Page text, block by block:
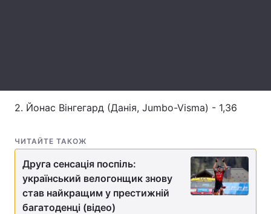
Архів Вакансії
Послуги
2. Йонас Вінгегард (Данія, Jumbo-Visma) - 1,36
ЧИТАЙТЕ ТАКОЖ
Друга сенсація поспіль:
український велогонщик знову
став найкращим у престижній
багатоденці (відео)